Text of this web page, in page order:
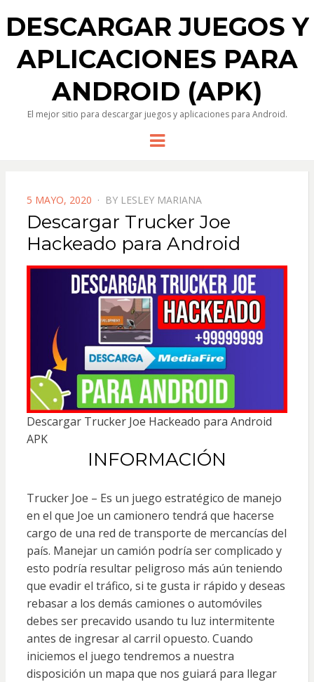
DESCARGAR JUEGOS Y
APLICACIONES PARA
ANDROID (APK)
El mejor sitio para descargar juegos y aplicaciones para Android.
Menu
POSTED
ON
5 MAYO, 2020 BY LESLEY MARIANA
Descargar Trucker Joe
Hackeado para Android
Descargar Trucker Joe Hackeado para Android
APK
INFORMACIÓN
Trucker Joe – Es un juego estratégico de manejo
en el que Joe un camionero tendrá que hacerse
cargo de una red de transporte de mercancías del
país. Manejar un camión podría ser complicado y
esto podría resultar peligroso más aún teniendo
que evadir el tráfico, si te gusta ir rápido y deseas
rebasar a los demás camiones o automóviles
debes ser precavido usando tu luz intermitente
antes de ingresar al carril opuesto. Cuando
iniciemos el juego tendremos a nuestra
disposición un mapa que nos guiará para llegar